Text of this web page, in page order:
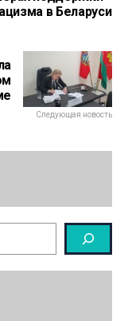
в Беларуси
Следующая новость